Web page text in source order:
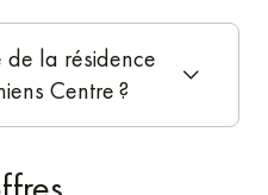
la résidence
Centre ?